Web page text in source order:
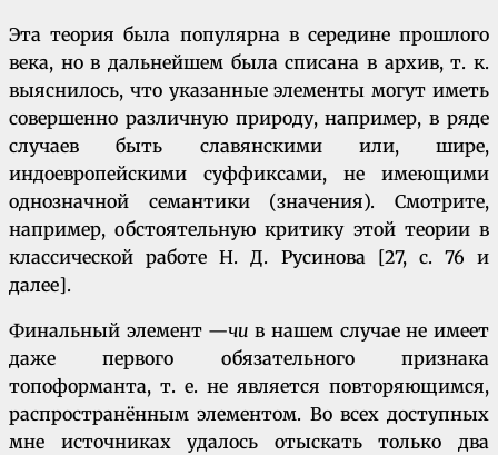
Эта теория была популярна в середине прошлого
века, но в дальнейшем была списана в архив, т. к.
выяснилось, что указанные элементы могут иметь
совершенно различную природу, например, в ряде
случаев быть славянскими или, шире,
индоевропейскими суффиксами, не имеющими
однозначной семантики (значения). Смотрите,
например, обстоятельную критику этой теории в
классической работе Н. Д. Русинова [27, с. 76 и
далее].
Финальный элемент —чив нашем случае не имеет
даже первого обязательного признака
топоформанта, т. е. не является повторяющимся,
распространённым элементом. Во всех доступных
мне источниках удалось отыскать только два